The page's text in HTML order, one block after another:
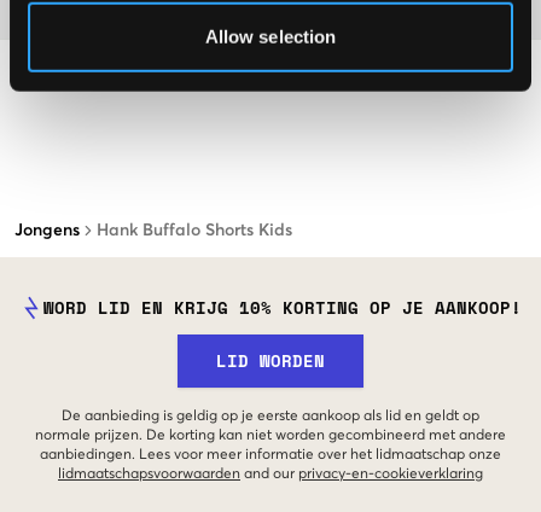
Allow selection
Jongens Hank Buffalo Shorts Kids
Materiaal
WORD LID EN KRIJG 10% KORTING OP JE AANKOOP!
LID WORDEN
De aanbieding is geldig op je eerste aankoop als lid en geldt op
normale prijzen. De korting kan niet worden gecombineerd met andere
aanbiedingen. Lees voor meer informatie over het lidmaatschap onze
lidmaatschapsvoorwaarden and our privacy-en-cookieverklaring